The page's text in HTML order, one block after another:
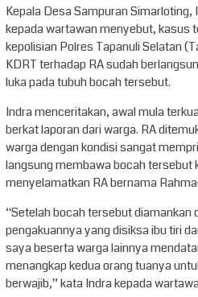
Kepala Desa Sampuran
kepada wartawan menyebut, kasus
kepolisian Polres Tapanuli Selatan
KDRT terhadap RA sudah
luka pada tubuh bocah tersebut.
Indra menceritakan, awal mula
berkat laporan dari warga. RA
warga dengan kondisi sangat
langsung membawa bocah tersebut
menyelamatkan RA bernama
“Setelah bocah tersebut diamankan
pengakuannya yang disiksa ibu tiri
saya beserta warga lainnya
menangkap kedua orang tuanya
berwajib,” kata Indra kepada